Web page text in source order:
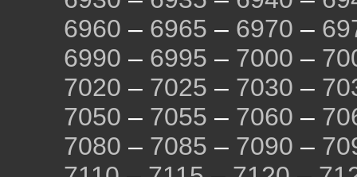
6960 – 6965 – 6970 –
6990 – 6995 – 7000 –
7020 – 7025 – 7030 –
7050 – 7055 – 7060 –
7080 – 7085 – 7090 –